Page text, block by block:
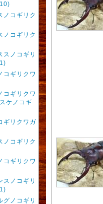
ノコギリク
ノコギリク
スノコギリ
コギリクワ
コギリクワ
ケノコギ
ギリクワガ
ノコギリク
コギリクワ
スノコギリ
グノコギリ